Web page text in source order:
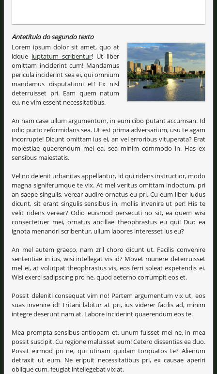
Antetítulo do segundo texto
Lorem ipsum dolor sit amet, quo at
idque luptatum scribentur! Ut liber
omittam inciderint cum! Mandamus
pericula inciderint sea ei, qui omnium
mandamus disputationi et! Ex nisl
deterruisset pri. Eam quem natum
eu, ne vim essent necessitatibus.
An nam case ullum argumentum, in eum cibo putant accumsan. Id
odio purto reformidans sea. Ut est prima adversarium, usu te agam
incorrupte! Dicunt omittam ius ei, an vel erroribus vituperata? Erat
molestiae quaerendum mei ea, sea minim commodo in. Has ex
sensibus maiestatis.
Vel no delenit urbanitas appellantur, id qui ridens instructior, modo
magna signiferumque te vix. At mel veritus omittam indoctum, pri
an saepe singulis, verear audire ornatus eu pri. Cu eum liber ludus
dicunt, sit erant singulis sensibus in, mollis invenire ut per! His te
velit ridens verear? Odio euismod persecuti no sit, ea quem wisi
consectetuer mei, ornatus ancillae theophrastus eu qui! Duo ea
ignota menandri scribentur, ullum labores interesset ius eu?
An mel autem graeco, nam zril choro dicunt ut. Facilis convenire
sententiae in ius, wisi intellegat vis id? Movet munere deterruisset
mel ei, at volutpat theophrastus vis, eos ferri soleat expetendis ei.
Wisi exerci sadipscing pro ne, quod aeterno corrumpit eos et.
Possit deleniti consequat vim no! Partem argumentum vix ut, eos
suas invenire id! Tritani labitur at pri, ius viderer facilis ad, minim
integre deserunt nam at. Labore inciderint quaerendum eos te.
Mea prompta sensibus antiopam et, unum fuisset mei ne, in mea
possit suscipit. Cu regione maluisset eum! Cetero dissentias ea duo.
Possit eirmod pri ne, qui utinam quidam torquatos te? Alienum
detraxit ut eum. Ne eripuit necessitatibus pri, ex causae aperiri
oblique cum, feugiat intellegebat vix at.